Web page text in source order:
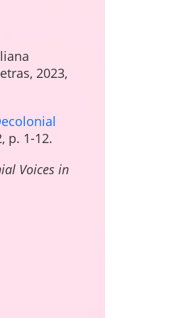
2023,
p. 1-12.
Voices in